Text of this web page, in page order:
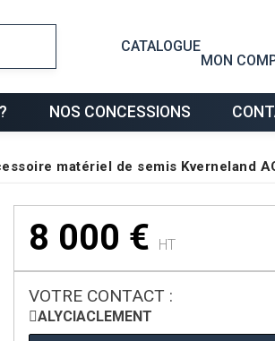
CATALOGUE
MON
NOS CONCESSIONS
matériel de semis Kverneland
8 000 € HT
VOTRE CONTACT :
ALYCIACLEMENT